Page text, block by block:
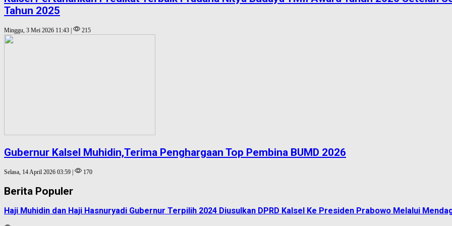
Tahun 2025
Minggu, 3 Mei 2026 11:43 | 215
Gubernur Kalsel Muhidin,Terima Penghargaan Top Pembina BUMD 2026
Selasa, 14 April 2026 03:59 | 170
Berita Populer
Haji Muhidin dan Haji Hasnuryadi Gubernur Terpilih 2024 Diusulkan DPRD Kalsel Ke Presiden Prabowo Melalui